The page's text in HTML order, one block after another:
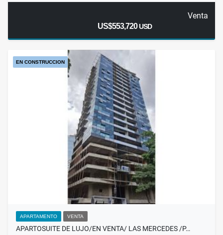
Venta
US$553,720USD
EN CONSTRUCCION
APARTAMENTO VENTA
APARTOSUITE DE LUJO/EN VENTA/ LAS MERCEDES /P…